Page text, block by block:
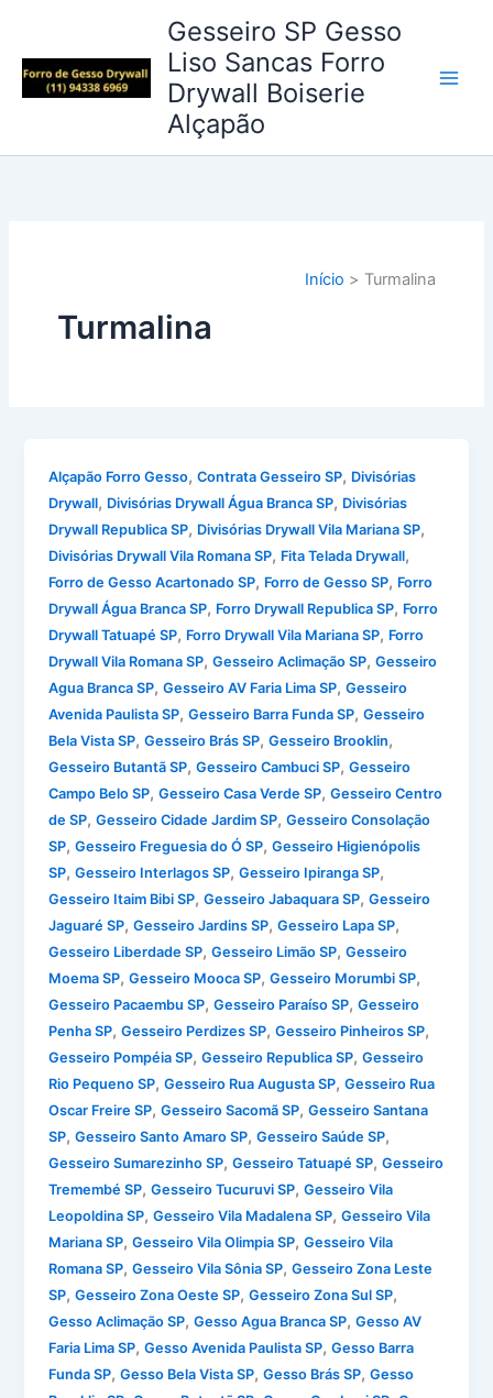
conteúdo
Gesseiro SP Gesso
Liso Sancas Forro
Drywall Boiserie
Alçapão
Início Turmalina
Turmalina
Alçapão Forro Gesso,Contrata Gesseiro SP, Divisórias
Drywall, Divisórias Drywall Água Branca SP, Divisórias
Drywall Republica SP, Divisórias Drywall Vila Mariana SP,
Divisórias Drywall Vila Romana SP, Fita Telada Drywall,
Forro de Gesso Acartonado SP, Forro de Gesso SP, Forro
Drywall Água Branca SP, Forro Drywall Republica SP, Forro
Drywall Tatuapé SP, Forro Drywall Vila Mariana SP, Forro
Drywall Vila Romana SP,Gesseiro Aclimação SP,Gesseiro
Agua Branca SP,Gesseiro AV Faria Lima SP,Gesseiro
Avenida Paulista SP,Gesseiro Barra Funda SP,Gesseiro
Bela Vista SP,Gesseiro Brás SP,Gesseiro Brooklin,
Gesseiro Butantã SP,Gesseiro Cambuci SP,Gesseiro
Campo Belo SP,Gesseiro Casa Verde SP,Gesseiro Centro
de SP,Gesseiro Cidade Jardim SP,Gesseiro Consolação
SP,Gesseiro Freguesia do Ó SP,Gesseiro Higienópolis
SP,Gesseiro Interlagos SP,Gesseiro Ipiranga SP,
Gesseiro Itaim Bibi SP,Gesseiro Jabaquara SP,Gesseiro
Jaguaré SP,Gesseiro Jardins SP,Gesseiro Lapa SP,
Gesseiro Liberdade SP,Gesseiro Limão SP,Gesseiro
Moema SP,Gesseiro Mooca SP,Gesseiro Morumbi SP,
Gesseiro Pacaembu SP,Gesseiro Paraíso SP,Gesseiro
Penha SP,Gesseiro Perdizes SP,Gesseiro Pinheiros SP,
Gesseiro Pompéia SP,Gesseiro Republica SP,Gesseiro
Rio Pequeno SP,Gesseiro Rua Augusta SP,Gesseiro Rua
Oscar Freire SP,Gesseiro Sacomã SP,Gesseiro Santana
SP,Gesseiro Santo Amaro SP,Gesseiro Saúde SP,
Gesseiro Sumarezinho SP,Gesseiro Tatuapé SP,Gesseiro
Tremembé SP,Gesseiro Tucuruvi SP,Gesseiro Vila
Leopoldina SP,Gesseiro Vila Madalena SP,Gesseiro Vila
Mariana SP,Gesseiro Vila Olimpia SP,Gesseiro Vila
Romana SP,Gesseiro Vila Sônia SP,Gesseiro Zona Leste
SP,Gesseiro Zona Oeste SP,Gesseiro Zona Sul SP,
Gesso Aclimação SP,Gesso Agua Branca SP,Gesso AV
Faria Lima SP,Gesso Avenida Paulista SP,Gesso Barra
Funda SP,Gesso Bela Vista SP,Gesso Brás SP,Gesso